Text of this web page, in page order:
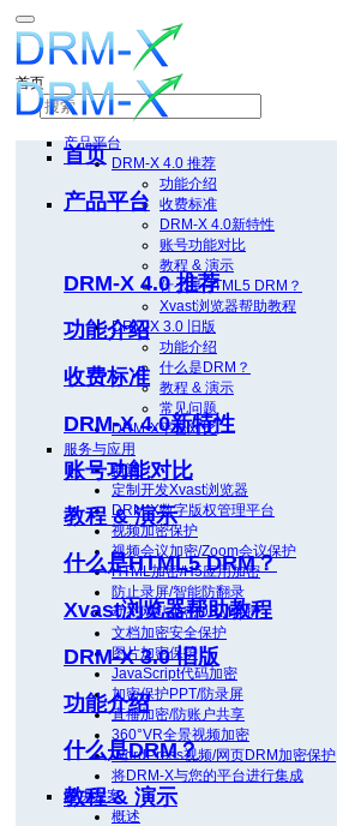
首页
产品平台
DRM-X 4.0 推荐
功能介绍
收费标准
DRM-X 4.0新特性
账号功能对比
教程 & 演示
什么是HTML5 DRM？
Xvast浏览器帮助教程
DRM-X 3.0 旧版
功能介绍
什么是DRM？
教程 & 演示
常见问题
DRM-X平台对比
服务与应用
概述
定制开发Xvast浏览器
DRM-X数字版权管理平台
视频加密保护
视频会议加密/Zoom会议保护
HTML加密/H5应用加密
防止录屏/智能防翻录
动态网站加密DRM保护
文档加密安全保护
图片加密保护
JavaScript代码加密
加密保护PPT/防录屏
直播加密/防账户共享
360°VR全景视频加密
WordPress视频/网页DRM加密保护
将DRM-X与您的平台进行集成
解决方案
概述
首页
产品平台
DRM-X 4.0 推荐
功能介绍
收费标准
DRM-X 4.0新特性
账号功能对比
教程 & 演示
什么是HTML5 DRM？
Xvast浏览器帮助教程
DRM-X 3.0 旧版
功能介绍
什么是DRM？
教程 & 演示